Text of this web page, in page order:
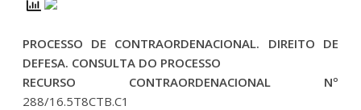
PROCESSO DE CONTRAORDENACIONAL. DIREITO DE
DEFESA. CONSULTA DO PROCESSO
RECURSO CONTRAORDENACIONAL Nº
288/16.5T8CTB.C1